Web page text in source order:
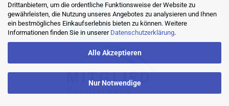
Drittanbietern, um die ordentliche Funktionsweise der Website zu
gewährleisten, die Nutzung unseres Angebotes zu analysieren und Ihnen
ein bestmögliches Einkaufserlebnis bieten zu können. Weitere
Informationen finden Sie in unserer Datenschutzerklärung.
Alle Akzeptieren
Nur Notwendige